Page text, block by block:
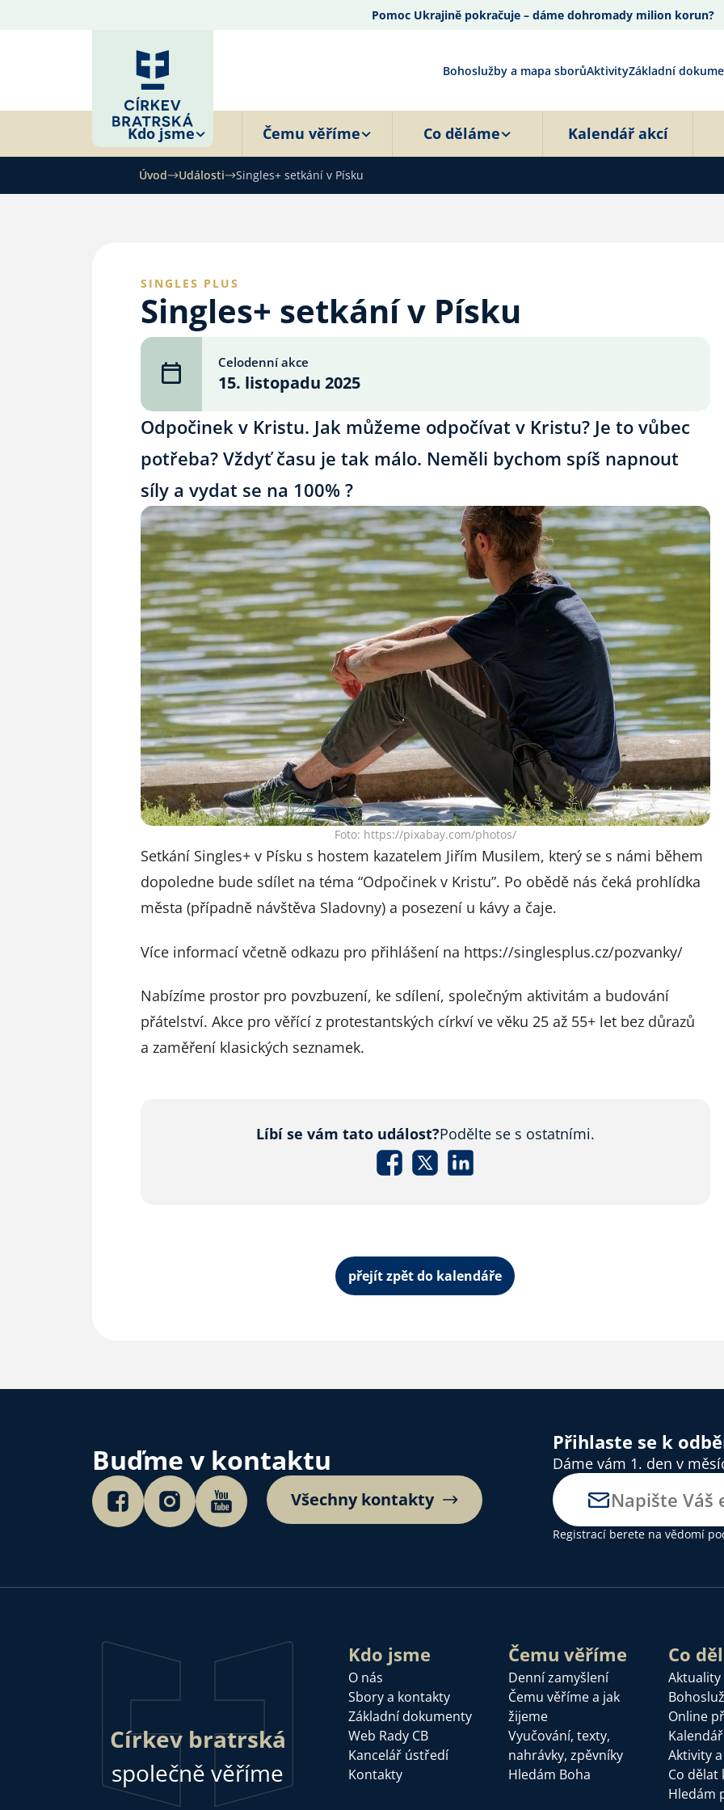
Pomoc Ukrajině pokračuje – dáme dohromady milion korun?
Bohoslužby a mapa sborůAktivityZákladní
Kdo jsme Čemu věříme Co děláme Kalendář akcí
Úvod Události Singles+ setkání v Písku
SINGLES PLUS
Singles+ setkání v Písku
Celodenní akce
15. listopadu 2025
Odpočinek v Kristu. Jak můžeme odpočívat v Kristu? Je to vůbec
potřeba? Vždyť času je tak málo. Neměli bychom spíš napnout
síly a vydat se na 100% ?
Foto: https://pixabay.com/photos/
Setkání Singles+ v Písku s hostem kazatelem Jiřím Musilem, který se s námi během
dopoledne bude sdílet na téma “Odpočinek v Kristu”. Po obědě nás čeká prohlídka
města (případně návštěva Sladovny) a posezení u kávy a čaje.
Více informací včetně odkazu pro přihlášení na https://singlesplus.cz/pozvanky/
Nabízíme prostor pro povzbuzení, ke sdílení, společným aktivitám a budování
přátelství. Akce pro věřící z protestantských církví ve věku 25 až 55+ let bez důrazů
a zaměření klasických seznamek.
Líbí se vám tato událost?Podělte se s ostatními.
přejít zpět do kalendáře
Buďme v kontaktu
Všechny kontakty
Přihlaste se k
Dáme vám 1. den v
Registrací berete na vědomí
Církev bratrská
společně věříme
Kdo jsme
O nás
Sbory a kontakty
Základní dokumenty
Web Rady CB
Kancelář ústředí
Kontakty
Čemu věříme
Denní zamyšlení
Čemu věříme a jak
žijeme
Vyučování, texty,
nahrávky, zpěvníky
Hledám Boha
Co
Aktuality
Online
Aktivity
Co dělat
Hledám